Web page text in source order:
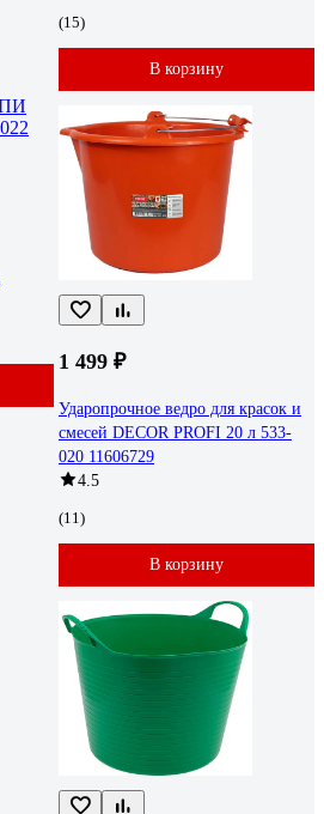
(15)
В корзину
1 499 ₽
Ударопрочное ведро для красок и
смесей DECOR PROFI 20 л 533-
020 11606729
4.5
(11)
В корзину